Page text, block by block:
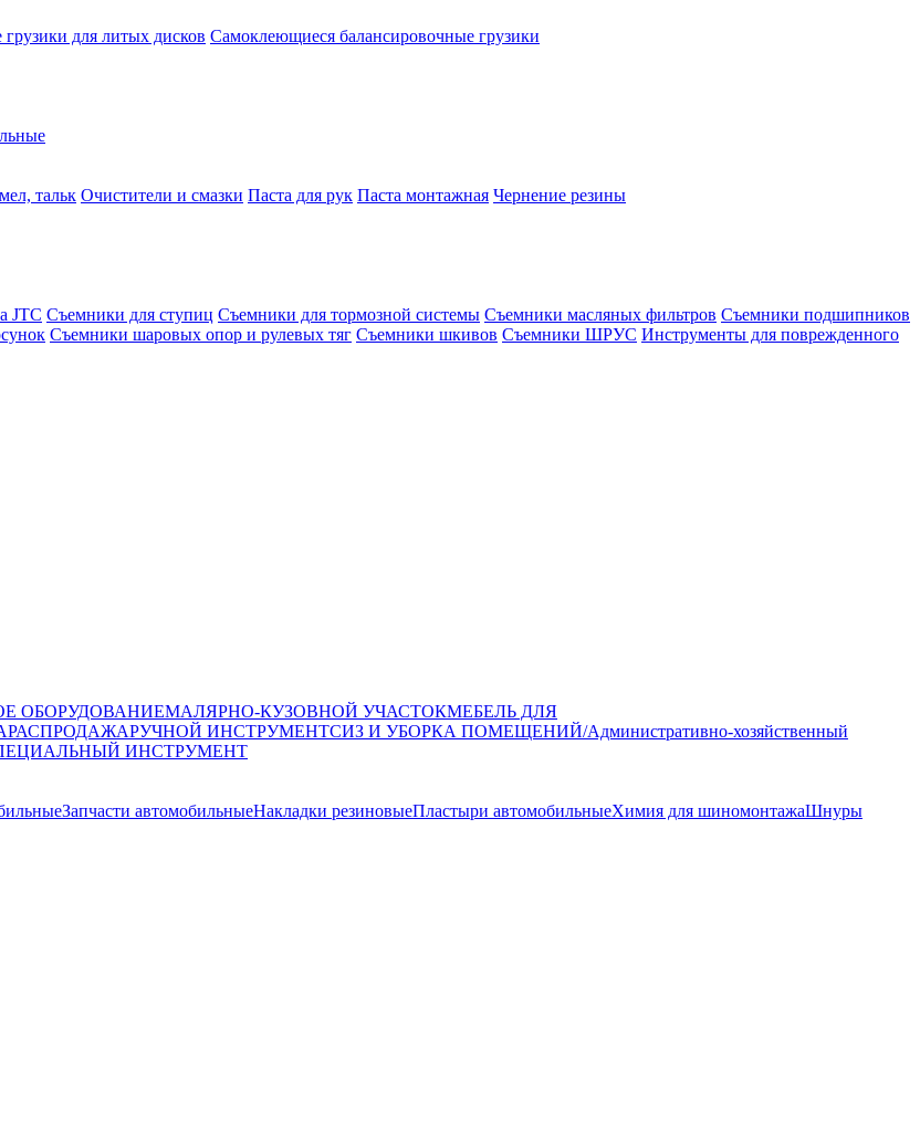
для литых дисков Самоклеющиеся балансировочные грузики
тальк Очистители и смазки Паста для рук Паста монтажная Чернение резины
JTC Съемники для ступиц Съемники для тормозной системы Съемники масляных фильтров Съемники подшипников
Съемники шаровых опор и рулевых тяг Съемники шкивов Съемники ШРУС Инструменты для поврежденного
ОБОРУДОВАНИЕМАЛЯРНО-КУЗОВНОЙ УЧАСТОКМЕБЕЛЬ ДЛЯ
РАСПРОДАЖАРУЧНОЙ ИНСТРУМЕНТСИЗ И УБОРКА ПОМЕЩЕНИЙ/Административно-хозяйственный
ИНСТРУМЕНТ
Запчасти автомобильныеНакладки резиновыеПластыри автомобильныеХимия для шиномонтажаШнуры